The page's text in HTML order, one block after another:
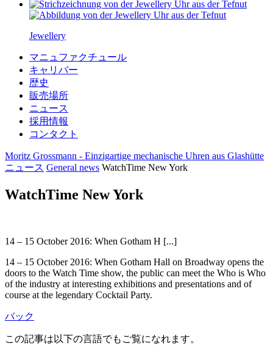
Jewellery
マニュファクチュール
キャリバー
歴史
販売場所
ニュース
採用情報
コンタクト
Moritz Grossmann - Einzigartige mechanische Uhren aus Glashütte
ニュース General news WatchTime New York
WatchTime New York
14 – 15 October 2016: When Gotham H [...]
14 – 15 October 2016: When Gotham Hall on Broadway opens the
doors to the Watch Time show, the public can meet the Who is Who
of the industry at interesting exhibitions and presentations and of
course at the legendary Cocktail Party.
バック
この記事は以下の言語でもご覧になれます。